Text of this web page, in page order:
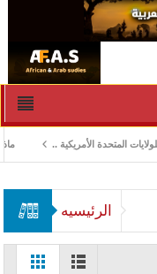
ماذا المتحدة الأمريكية ..
الرئيسيه